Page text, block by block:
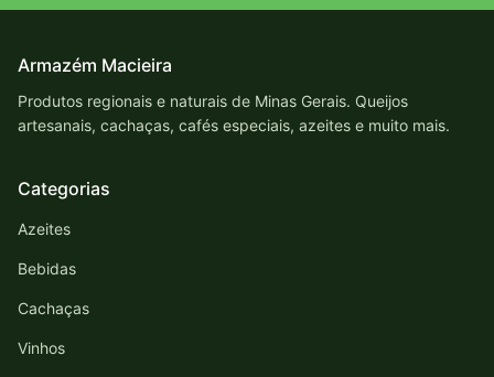
Armazém Macieira
Produtos regionais e naturais de Minas Gerais. Queijos
artesanais, cachaças, cafés especiais, azeites e muito mais.
Categorias
Azeites
Bebidas
Cachaças
Vinhos